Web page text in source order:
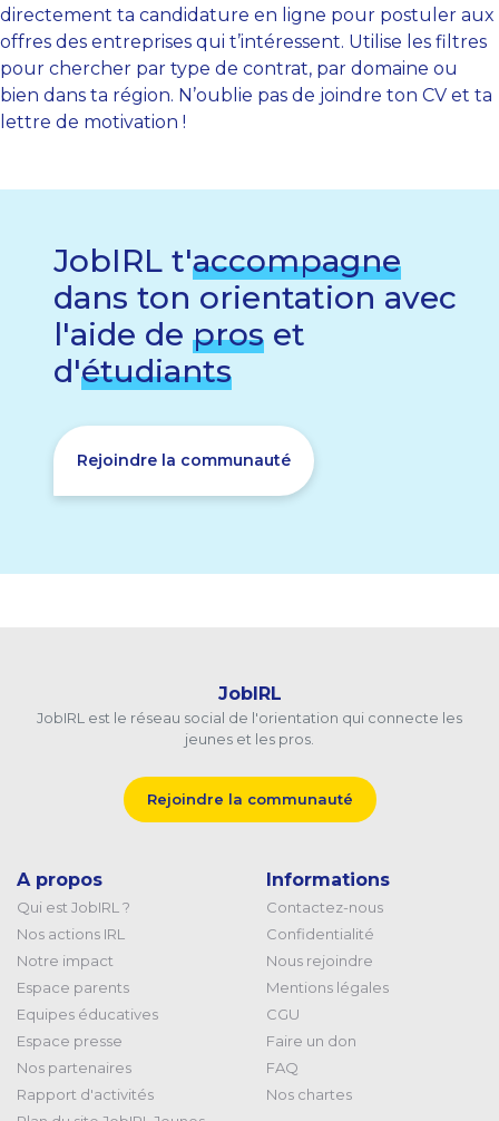
directement ta candidature en ligne pour postuler aux
offres des entreprises qui t’intéressent. Utilise les filtres
pour chercher par type de contrat, par domaine ou
bien dans ta région. N’oublie pas de joindre ton CV et ta
lettre de motivation !
JobIRL t'accompagne
dans ton orientation avec
l'aide de pros et
d'étudiants
Rejoindre la communauté
JobIRL
JobIRL est le réseau social de l'orientation qui connecte les
jeunes et les pros.
Rejoindre la communauté
A propos
Qui est JobIRL ?
Nos actions IRL
Notre impact
Espace parents
Equipes éducatives
Espace presse
Nos partenaires
Rapport d'activités
Informations
Contactez-nous
Confidentialité
Nous rejoindre
Mentions légales
CGU
Faire un don
FAQ
Nos chartes